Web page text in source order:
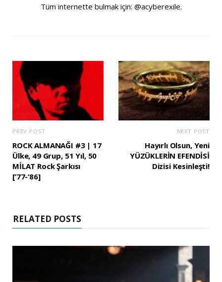
Tüm internette bulmak için: @acyberexile.
PREV POST
ROCK ALMANAĞI #3 | 17
Ülke, 49 Grup, 51 Yıl, 50
MİLAT Rock Şarkısı
[’77-’86]
NEXT POST
Hayırlı Olsun, Yeni
YÜZÜKLERİN EFENDİSİ
Dizisi Kesinleşti!
RELATED POSTS